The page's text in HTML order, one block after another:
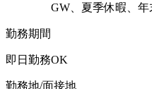
GW、夏季休暇、年末
勤務期間
即日勤務OK
勤務地/面接地